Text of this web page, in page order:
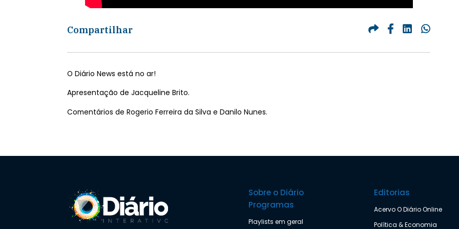
Compartilhar
O Diário News está no ar!
Apresentação de Jacqueline Brito.
Comentários de Rogerio Ferreira da Silva e Danilo Nunes.
Sobre o Diário
Programas
Playlists em geral
Editorias
Acervo O Diário Online
Política & Economia